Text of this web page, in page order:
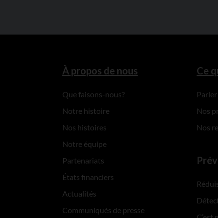
À propos de nous
Que faisons-nous?
Notre histoire
Nos histoires
Notre équipe
Partenariats
États financiers
Actualités
Communiqués de presse
Ce
Nos
Nos